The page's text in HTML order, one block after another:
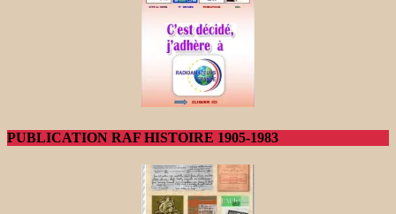
PUBLICATION RAF HISTOIRE 1905-1983